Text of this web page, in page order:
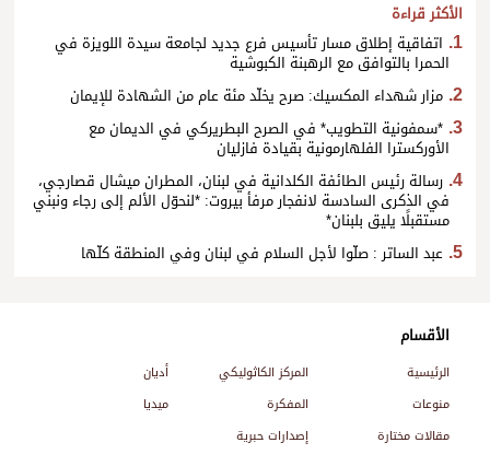
الأكثر قراءة
اتفاقية إطلاق مسار تأسيس فرع جديد لجامعة سيدة اللويزة في
الحمرا بالتوافق مع الرهبنة الكبوشية
مزار شهداء المكسيك: صرح يخلّد مئة عام من الشهادة للإيمان
*سمفونية التطويب* في الصرح البطريركي في الديمان مع
الأوركسترا الفلهارمونية بقيادة فازليان
رسالة رئيس الطائفة الكلدانية في لبنان، المطران ميشال قصارجي،
في الذكرى السادسة لانفجار مرفأ بيروت: *لنحوّل الألم إلى رجاء ونبني
مستقبلًا يليق بلبنان*
عبد الساتر : صلّوا لأجل السلام في لبنان وفي المنطقة كلّها
الأقسام
الرئيسية المركز الكاثوليكي
أديان
منوعات
المفكرة
ميديا
مقالات مختارة
إصدارات حبرية